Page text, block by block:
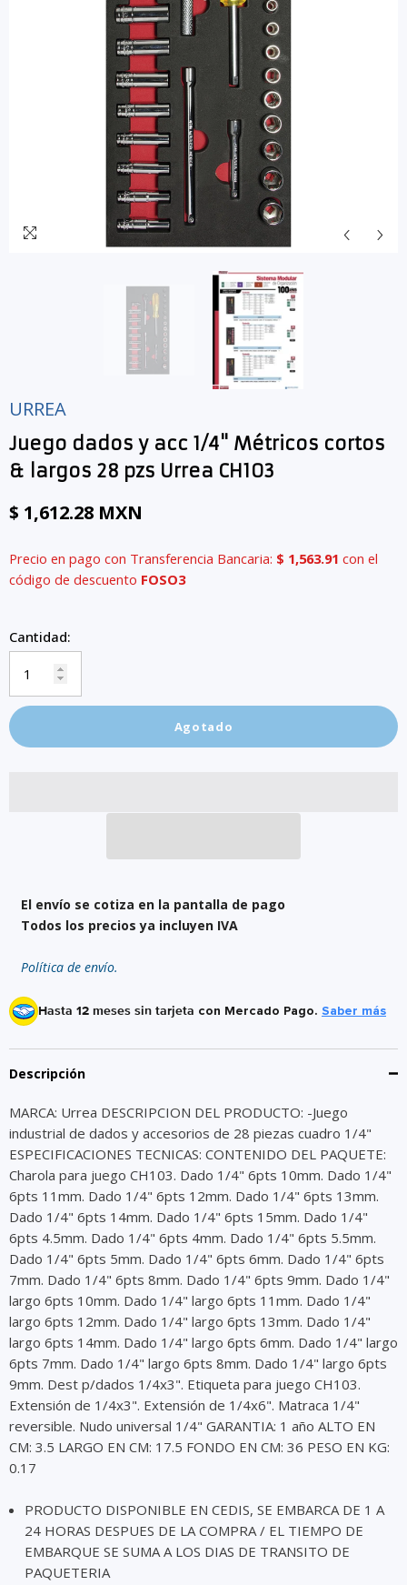
URREA
Juego dados y acc 1/4" Métricos cortos
& largos 28 pzs Urrea CH103
$ 1,612.28 MXN
Precio en pago con Transferencia Bancaria: $ 1,563.91 con el
código de descuento FOSO3
Cantidad:
Agotado
El envío se cotiza en la pantalla de pago
Todos los precios ya incluyen IVA
Política de envío.
Hasta 12 meses sin tarjeta con Mercado Pago. Saber más
Descripción
MARCA: Urrea DESCRIPCION DEL PRODUCTO: -Juego
industrial de dados y accesorios de 28 piezas cuadro 1/4"
ESPECIFICACIONES TECNICAS: CONTENIDO DEL PAQUETE:
Charola para juego CH103. Dado 1/4" 6pts 10mm. Dado 1/4"
6pts 11mm. Dado 1/4" 6pts 12mm. Dado 1/4" 6pts 13mm.
Dado 1/4" 6pts 14mm. Dado 1/4" 6pts 15mm. Dado 1/4"
6pts 4.5mm. Dado 1/4" 6pts 4mm. Dado 1/4" 6pts 5.5mm.
Dado 1/4" 6pts 5mm. Dado 1/4" 6pts 6mm. Dado 1/4" 6pts
7mm. Dado 1/4" 6pts 8mm. Dado 1/4" 6pts 9mm. Dado 1/4"
largo 6pts 10mm. Dado 1/4" largo 6pts 11mm. Dado 1/4"
largo 6pts 12mm. Dado 1/4" largo 6pts 13mm. Dado 1/4"
largo 6pts 14mm. Dado 1/4" largo 6pts 6mm. Dado 1/4" largo
6pts 7mm. Dado 1/4" largo 6pts 8mm. Dado 1/4" largo 6pts
9mm. Dest p/dados 1/4x3". Etiqueta para juego CH103.
Extensión de 1/4x3". Extensión de 1/4x6". Matraca 1/4"
reversible. Nudo universal 1/4" GARANTIA: 1 año ALTO EN
CM: 3.5 LARGO EN CM: 17.5 FONDO EN CM: 36 PESO EN KG:
0.17
PRODUCTO DISPONIBLE EN CEDIS, SE EMBARCA DE 1 A
24 HORAS DESPUES DE LA COMPRA / EL TIEMPO DE
EMBARQUE SE SUMA A LOS DIAS DE TRANSITO DE
PAQUETERIA